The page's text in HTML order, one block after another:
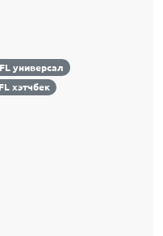
универсал
хэтчбек